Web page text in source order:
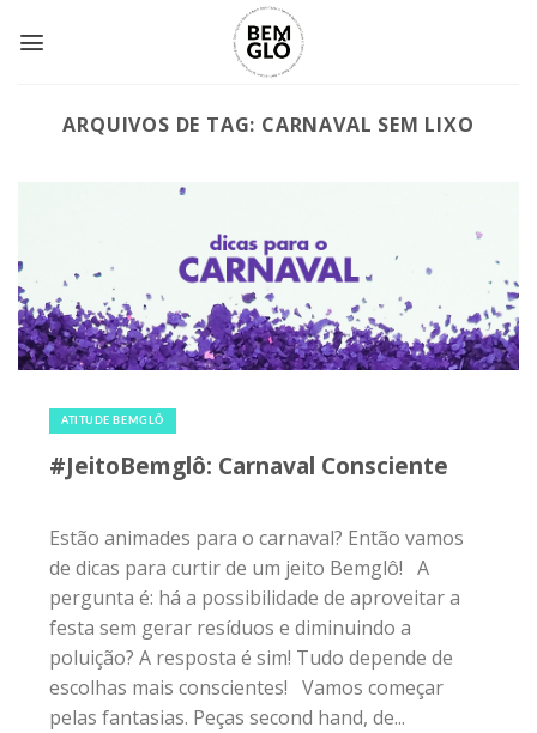
ARQUIVOS DE TAG: CARNAVAL SEM LIXO
ATITUDE BEMGLÔ
#JeitoBemglô: Carnaval Consciente
Estão animades para o carnaval? Então vamos
de dicas para curtir de um jeito Bemglô! A
pergunta é: há a possibilidade de aproveitar a
festa sem gerar resíduos e diminuindo a
poluição? A resposta é sim! Tudo depende de
escolhas mais conscientes! Vamos começar
pelas fantasias. Peças second hand, de...